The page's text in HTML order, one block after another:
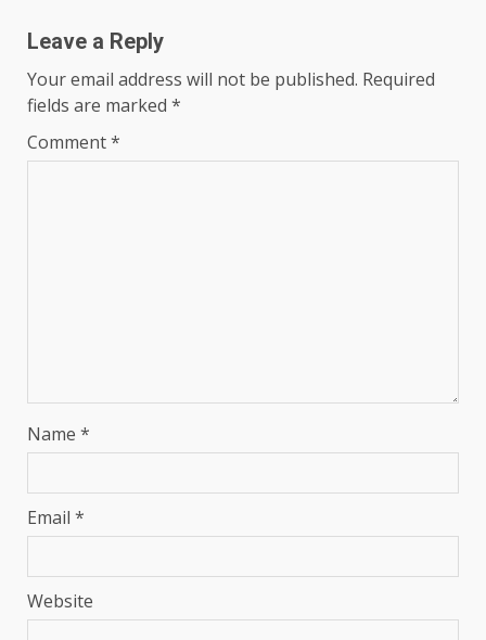
Leave a Reply
Your email address will not be published. Required
fields are marked *
Comment*
Name *
Email *
Website